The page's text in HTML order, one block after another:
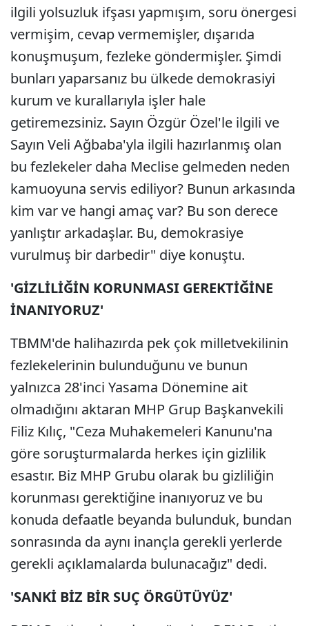
ilgili yolsuzluk ifşası yapmışım, soru önergesi
vermişim, cevap vermemişler, dışarıda
konuşmuşum, fezleke göndermişler. Şimdi
bunları yaparsanız bu ülkede demokrasiyi
kurum ve kurallarıyla işler hale
getiremezsiniz. Sayın Özgür Özel'le ilgili ve
Sayın Veli Ağbaba'yla ilgili hazırlanmış olan
bu fezlekeler daha Meclise gelmeden neden
kamuoyuna servis ediliyor? Bunun arkasında
kim var ve hangi amaç var? Bu son derece
yanlıştır arkadaşlar. Bu, demokrasiye
vurulmuş bir darbedir" diye konuştu.
'GİZLİLİĞİN KORUNMASI GEREKTİĞİNE
İNANIYORUZ'
TBMM'de halihazırda pek çok milletvekilinin
fezlekelerinin bulunduğunu ve bunun
yalnızca 28'inci Yasama Dönemine ait
olmadığını aktaran MHP Grup Başkanvekili
Filiz Kılıç, "Ceza Muhakemeleri Kanunu'na
göre soruşturmalarda herkes için gizlilik
esastır. Biz MHP Grubu olarak bu gizliliğin
korunması gerektiğine inanıyoruz ve bu
konuda defaatle beyanda bulunduk, bundan
sonrasında da aynı inançla gerekli yerlerde
gerekli açıklamalarda bulunacağız" dedi.
'SANKİ BİZ BİR SUÇ ÖRGÜTÜYÜZ'